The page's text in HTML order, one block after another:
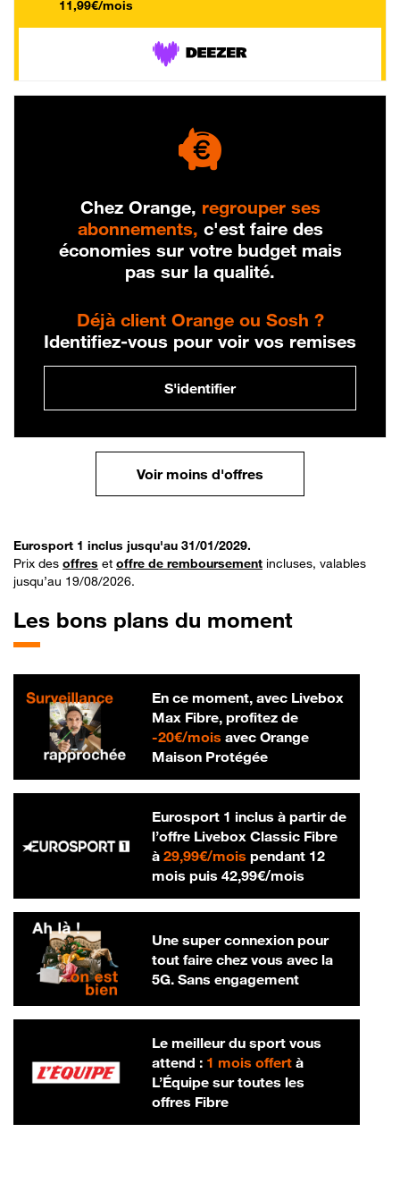
11,99€/mois
Chez Orange, regrouper ses
abonnements, c'est faire des
économies sur votre budget mais
pas sur la qualité.
Déjà client Orange ou Sosh ?
Identifiez-vous pour voir vos remises
S'identifier
Voir moins d'offres
Eurosport 1 inclus jusqu'au 31/01/2029.
Prix des offres et offre de remboursement incluses, valables
jusqu’au 19/08/2026.
Les bons plans du moment
En ce moment, avec Livebox
Max Fibre, profitez de
-20€/mois20 € par mois
avec Orange
Maison Protégée
Eurosport 1 inclus à partir de
l’offre Livebox Classic Fibre
à 29,99€/mois29,99 € par mois
pendant 12
mois puis 42,99€/mois42,99 € par
Une super connexion pour
tout faire chez vous avec la
5G. Sans engagement
Le meilleur du sport vous
attend : 1 mois offertà
L’Équipe sur toutes les
offres Fibre